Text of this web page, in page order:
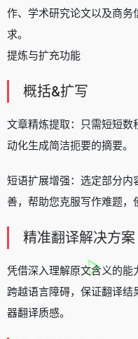
作、学术研究论文以及商务
求。
提炼与扩充功能
概括&扩写
文章精炼提取：只需短短数
动化生成简洁扼要的摘要。
短语扩展增强：选定部分
善，帮助您克服写作难题，
精准翻译解决方案
凭借深入理解原文含义的能
跨越语言障碍，保证翻译
器翻译质感。